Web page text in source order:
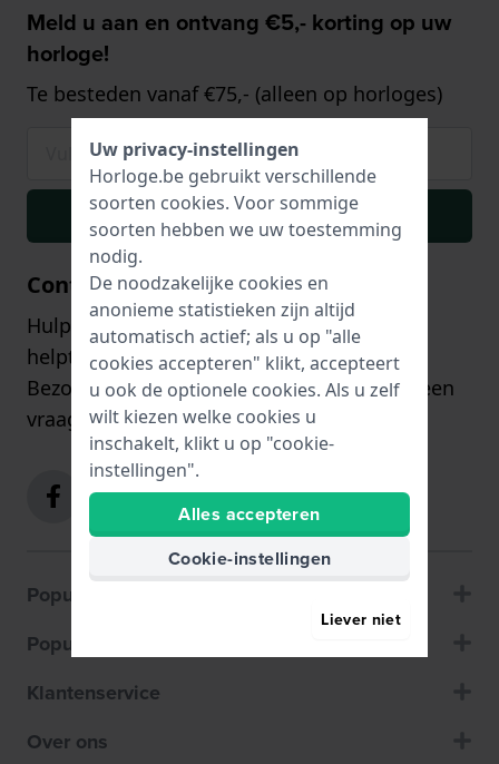
Meld u aan en ontvang €5,- korting op uw
horloge!
Te besteden vanaf €75,- (alleen op horloges)
Inschrijven
Contact
Hulp of advies nodig? Onze klantenservice
helpt u graag!
Bezoek onzecontactpaginaof stuur ons een
vraag via hetcontactformulier
Populaire merken
Populaire pagina's
Klantenservice
Over ons
Uw privacy-instellingen
Horloge.be gebruikt verschillende
soorten cookies. Voor sommige
soorten hebben we uw toestemming
nodig.
De noodzakelijke cookies en
anonieme statistieken zijn altijd
automatisch actief; als u op "alle
cookies accepteren" klikt, accepteert
u ook de optionele cookies. Als u zelf
wilt kiezen welke cookies u
inschakelt, klikt u op "cookie-
instellingen".
Alles accepteren
Cookie-instellingen
Liever niet